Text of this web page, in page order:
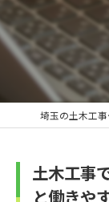
埼
土木工事
と働きや